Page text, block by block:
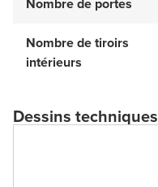
Nombre de portes
Nombre de tiroirs
intérieurs
Dessins techniques